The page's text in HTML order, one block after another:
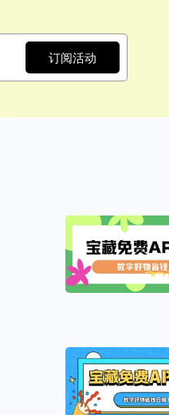
订阅活动